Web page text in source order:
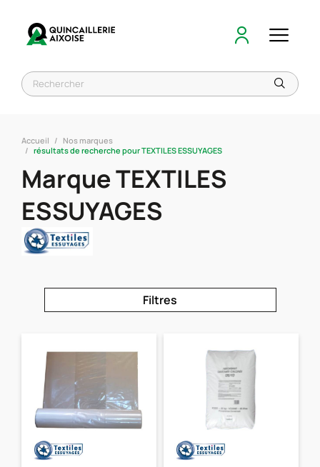
Accueil
Nos marques
résultats de recherche pour TEXTILES ESSUYAGES
Marque TEXTILES
ESSUYAGES
Filtres